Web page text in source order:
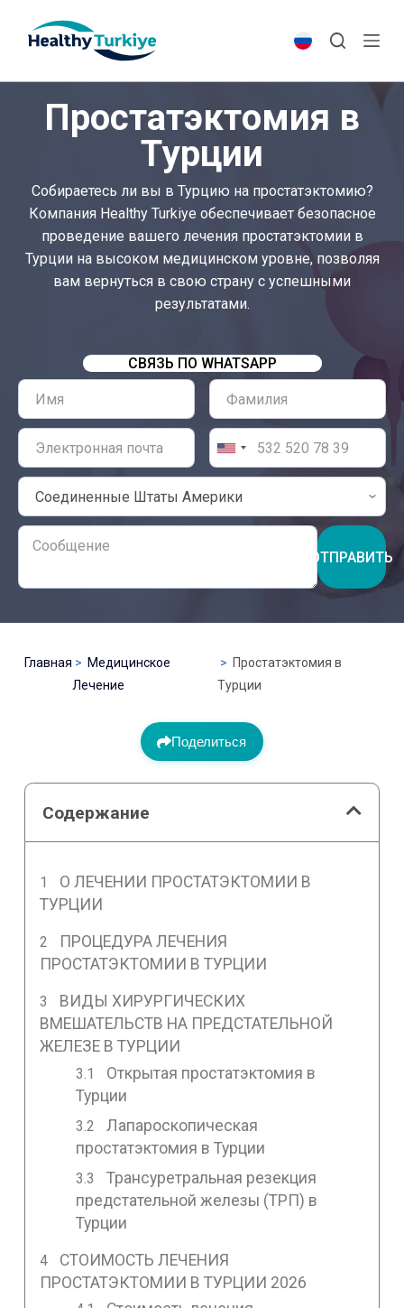
p
Простатэктомия в
Турции
Собираетесь ли вы в Турцию на простатэктомию?
Компания Healthy Turkiye обеспечивает безопасное
проведение вашего лечения простатэктомии в
Турции на высоком медицинском уровне, позволяя
вам вернуться в свою страну с успешными
результатами.
СВЯЗЬ ПО WHATSAPP
ОТПРАВИТЬ
Главная
Медицинское
Лечение
Простатэктомия в
Турции
Поделиться
Содержание
О ЛЕЧЕНИИ ПРОСТАТЭКТОМИИ В
ТУРЦИИ
ПРОЦЕДУРА ЛЕЧЕНИЯ
ПРОСТАТЭКТОМИИ В ТУРЦИИ
ВИДЫ ХИРУРГИЧЕСКИХ
ВМЕШАТЕЛЬСТВ НА ПРЕДСТАТЕЛЬНОЙ
ЖЕЛЕЗЕ В ТУРЦИИ
Открытая простатэктомия в
Турции
Лапароскопическая
простатэктомия в Турции
Трансуретральная резекция
предстательной железы (ТРП) в
Турции
СТОИМОСТЬ ЛЕЧЕНИЯ
ПРОСТАТЭКТОМИИ В ТУРЦИИ 2026